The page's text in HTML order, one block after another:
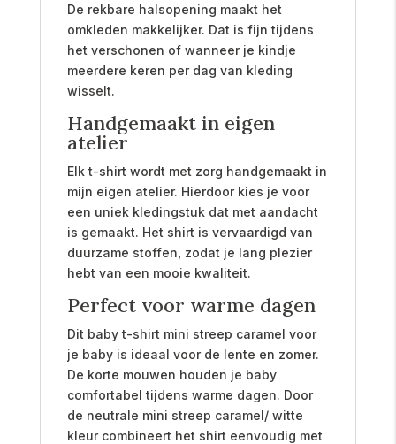
De rekbare halsopening maakt het
omkleden makkelijker. Dat is fijn tijdens
het verschonen of wanneer je kindje
meerdere keren per dag van kleding
wisselt.
Handgemaakt in eigen
atelier
Elk t-shirt wordt met zorg handgemaakt in
mijn eigen atelier. Hierdoor kies je voor
een uniek kledingstuk dat met aandacht
is gemaakt. Het shirt is vervaardigd van
duurzame stoffen, zodat je lang plezier
hebt van een mooie kwaliteit.
Perfect voor warme dagen
Dit baby t-shirt mini streep caramel voor
je baby is ideaal voor de lente en zomer.
De korte mouwen houden je baby
comfortabel tijdens warme dagen. Door
de neutrale mini streep caramel/ witte
kleur combineert het shirt eenvoudig met